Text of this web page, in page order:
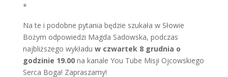
*
Na te i podobne pytania będzie szukała w Słowie
Bożym odpowiedzi Magda Sadowska, podczas
najbliższego wykładu w czwartek 8 grudnia o
godzinie 19.00na kanale You Tube Misji Ojcowskiego
Serca Boga! Zapraszamy!